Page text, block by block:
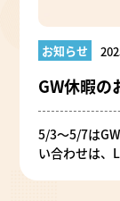
お知らせ
GW休暇の
5/3～5/7は
い合わせは